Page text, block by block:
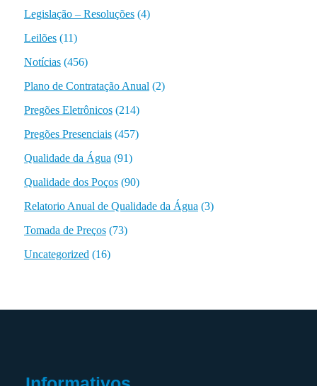
Legislação – Resoluções(4)
Leilões(11)
Notícias(456)
Plano de Contratação Anual (2)
Pregões Eletrônicos(214)
Pregões Presenciais(457)
Qualidade da Água (91)
Qualidade dos Poços(90)
Relatorio Anual de Qualidade da Água (3)
Tomada de Preços(73)
Uncategorized (16)